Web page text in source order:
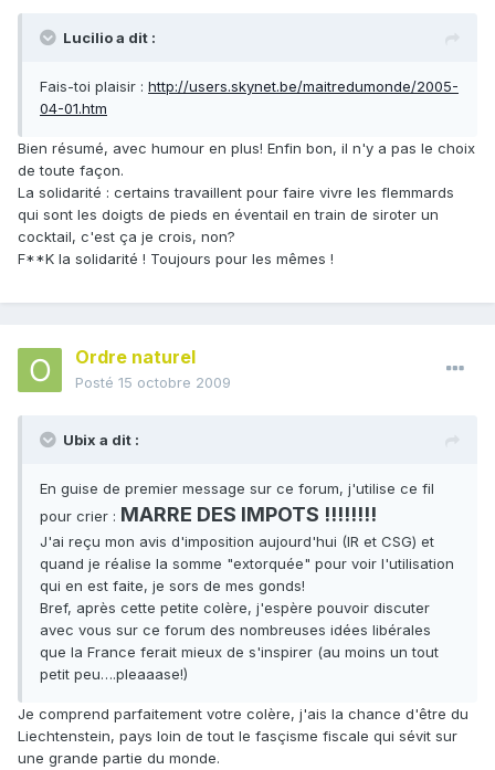
Lucilio a dit :
Fais-toi plaisir : http://users.skynet.be/maitredumonde/2005-
04-01.htm
Bien résumé, avec humour en plus! Enfin bon, il n'y a pas le choix
de toute façon.
La solidarité : certains travaillent pour faire vivre les flemmards
qui sont les doigts de pieds en éventail en train de siroter un
cocktail, c'est ça je crois, non?
F**K la solidarité ! Toujours pour les mêmes !
Ordre naturel
Posté 15 octobre 2009
Ubix a dit :
En guise de premier message sur ce forum, j'utilise ce fil
pour crier : MARRE DES IMPOTS !!!!!!!!
J'ai reçu mon avis d'imposition aujourd'hui (IR et CSG) et
quand je réalise la somme "extorquée" pour voir l'utilisation
qui en est faite, je sors de mes gonds!
Bref, après cette petite colère, j'espère pouvoir discuter
avec vous sur ce forum des nombreuses idées libérales
que la France ferait mieux de s'inspirer (au moins un tout
petit peu….pleaaase!)
Je comprend parfaitement votre colère, j'ais la chance d'être du
Liechtenstein, pays loin de tout le fasçisme fiscale qui sévit sur
une grande partie du monde.